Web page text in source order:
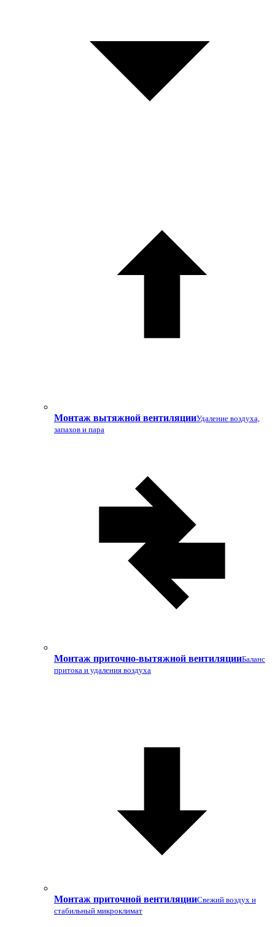
Монтаж вытяжной вентиляцииУдаление воздуха,
запахов и пара
Монтаж приточно-вытяжной вентиляцииБаланс
притока и удаления воздуха
Монтаж приточной вентиляцииСвежий воздух и
стабильный микроклимат